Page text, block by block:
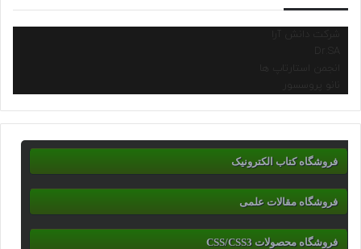
شرکت دانش آرا
انجمن استارتاپ ها
نانو پروسسور
فروشگاه کتاب الکترونیک
فروشگاه مقالات علمی
فروشگاه محصولات CSS/CSS3